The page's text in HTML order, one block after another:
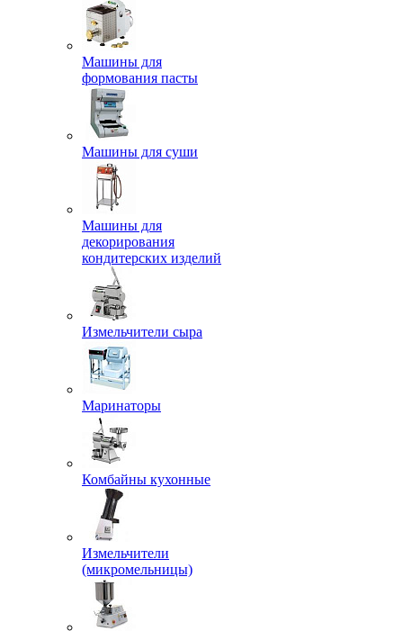
Машины для
формования пасты
Машины для суши
Машины для
декорирования
кондитерских изделий
Измельчители сыра
Маринаторы
Комбайны кухонные
Измельчители
(микромельницы)